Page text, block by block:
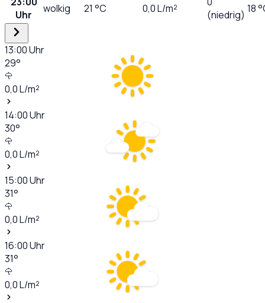
Uhr
wolkig 21 °C 0,0L/m²
(niedrig) 18
13:00Uhr
29°
0,0L/m²
14:00Uhr
30°
0,0L/m²
15:00Uhr
31°
0,0L/m²
16:00Uhr
31°
0,0L/m²